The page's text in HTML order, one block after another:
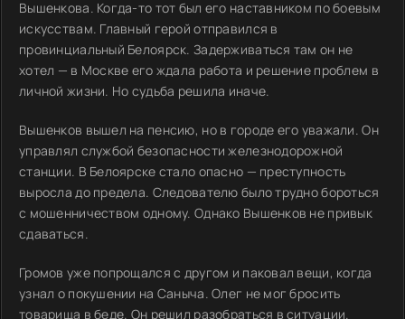
Вышенкова. Когда-то тот был его наставником по боевым
искусствам. Главный герой отправился в
провинциальный Белоярск. Задерживаться там он не
хотел — в Москве его ждала работа и решение проблем в
личной жизни. Но судьба решила иначе.
Вышенков вышел на пенсию, но в городе его уважали. Он
управлял службой безопасности железнодорожной
станции. В Белоярске стало опасно — преступность
выросла до предела. Следователю было трудно бороться
с мошенничеством одному. Однако Вышенков не привык
сдаваться.
Громов уже попрощался с другом и паковал вещи, когда
узнал о покушении на Саныча. Олег не мог бросить
товарища в беде. Он решил разобраться в ситуации.